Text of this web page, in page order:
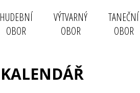
HUDEBNÍ
OBOR
VÝTVARNÝ
OBOR
TANEČNÍ
OBOR
KALENDÁŘ